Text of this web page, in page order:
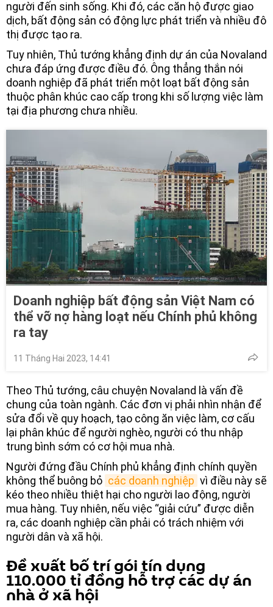
người đến sinh sống. Khi đó, các căn hộ được giao
dịch, bất động sản có động lực phát triển và nhiều đô
thị được tạo ra.
Tuy nhiên, Thủ tướng khẳng định dự án của Novaland
chưa đáp ứng được điều đó. Ông thẳng thắn nói
doanh nghiệp đã phát triển một loạt bất động sản
thuộc phân khúc cao cấp trong khi số lượng việc làm
tại địa phương chưa nhiều.
Doanh nghiệp bất động sản Việt Nam có
thể vỡ nợ hàng loạt nếu Chính phủ không
ra tay
11 Tháng Hai 2023, 14:41
Theo Thủ tướng, câu chuyện Novaland là vấn đề
chung của toàn ngành. Các đơn vị phải nhìn nhận để
sửa đổi về quy hoạch, tạo công ăn việc làm, cơ cấu
lại phân khúc để người nghèo, người có thu nhập
trung bình sớm có cơ hội mua nhà.
Người đứng đầu Chính phủ khẳng định chính quyền
không thể buông bỏ các doanh nghiệp vì điều này sẽ
kéo theo nhiều thiệt hại cho người lao động, người
mua hàng. Tuy nhiên, nếu việc “giải cứu” được diễn
ra, các doanh nghiệp cần phải có trách nhiệm với
người dân và xã hội.
Đề xuất bố trí gói tín dụng
110.000 tỉ đồng hỗ trợ các dự án
nhà ở xã hội